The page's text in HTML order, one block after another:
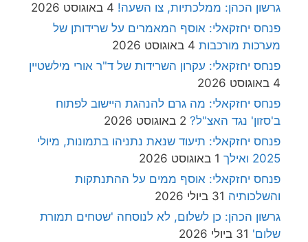
גרשון הכהן: ממלכתיות, צו השעה! 4 באוגוסט 2026
פנחס יחזקאלי: אוסף המאמרים על שרידותן של
מערכות מורכבות 4 באוגוסט 2026
פנחס יחזקאלי: עקרון השרידות של ד"ר אורי מילשטיין
4 באוגוסט 2026
פנחס יחזקאלי: מה גרם להנהגת היישוב לפתוח
ב'סזון' נגד האצ"ל? 2 באוגוסט 2026
פנחס יחזקאלי: תיעוד שנאת נתניהו בתמונות, מיולי
2025 ואילך
1 באוגוסט 2026
פנחס יחזקאלי: אוסף ממים על ההתנתקות
והשלכותיה 31 ביולי 2026
גרשון הכהן: כן לשלום, לא לנוסחה 'שטחים תמורת
שלום' 31 ביולי 2026